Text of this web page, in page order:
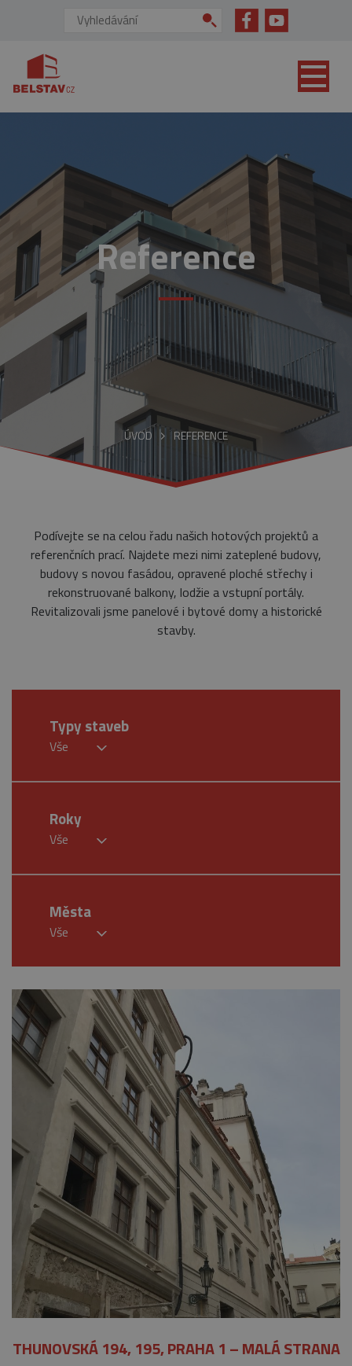
Vyhledávání:
Reference
ÚVOD REFERENCE
Podívejte se na celou řadu našich hotových projektů a
referenčních prací. Najdete mezi nimi zateplené budovy,
budovy s novou fasádou, opravené ploché střechy i
rekonstruované balkony, lodžie a vstupní portály.
Revitalizovali jsme panelové i bytové domy a historické
stavby.
Typy staveb
Vše
Roky
Vše
Města
Vše
THUNOVSKÁ 194, 195, PRAHA 1 – MALÁ STRANA